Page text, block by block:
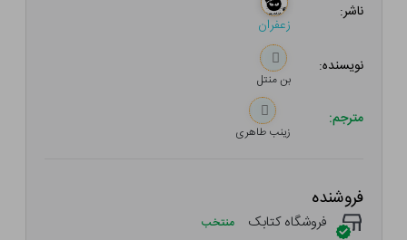
ناشر:
زعفران
نویسنده:
بن منتل
مترجم:
زینب طاهری
فروشنده
فروشگاه کتابک منتخب